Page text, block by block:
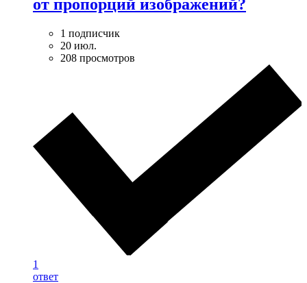
от пропорций изображений?
1 подписчик
20 июл.
208 просмотров
1
ответ